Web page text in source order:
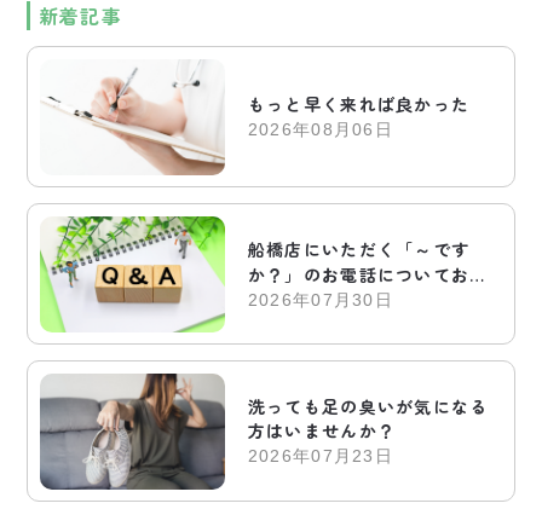
新着記事
もっと早く来れば良かった
2026年08月06日
船橋店にいただく「～です
か？」のお電話についてお答
えします
2026年07月30日
洗っても足の臭いが気になる
方はいませんか？
2026年07月23日